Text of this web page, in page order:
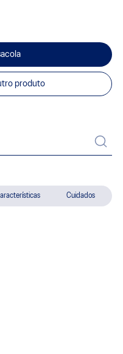
Cuidados
produto